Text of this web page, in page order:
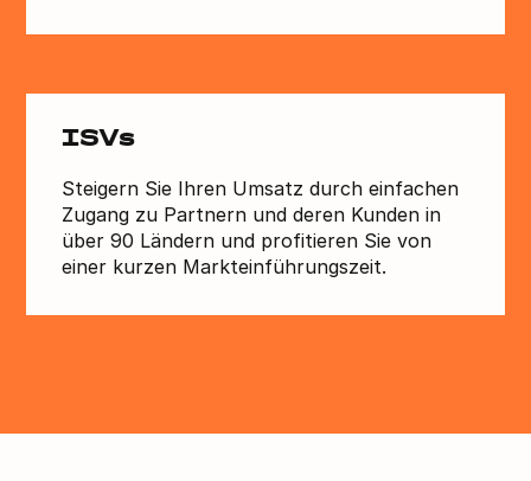
ISVs
Steigern Sie Ihren Umsatz durch einfachen
Zugang zu Partnern und deren Kunden in
über 90 Ländern und profitieren Sie von
einer kurzen Markteinführungszeit.